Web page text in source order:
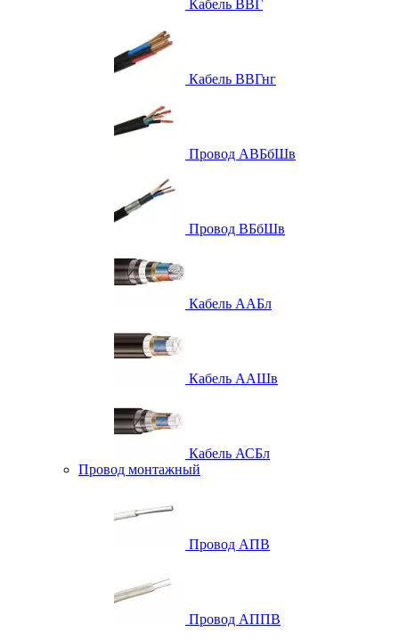
Кабель ВВГ
Кабель ВВГнг
Провод АВБбШв
Провод ВБбШв
Кабель ААБл
Кабель ААШв
Кабель АСБл
Провод монтажный
Провод АПВ
Провод АППВ